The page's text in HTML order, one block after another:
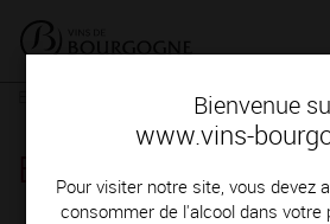
Bienvenue
www.vins-
Pour visiter notre site, vous devez
consommer de l'alcool dans votre
Détail d'un
Espace